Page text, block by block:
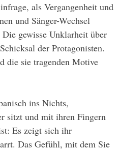
als Vergangenheit und
und Sänger-Wechsel
gewisse Unklarheit über
der Protagonisten.
die sie tragenden Motive
sitzt und mit ihren Fingern
Es zeigt sich ihr
Das Gefühl, mit dem Sie